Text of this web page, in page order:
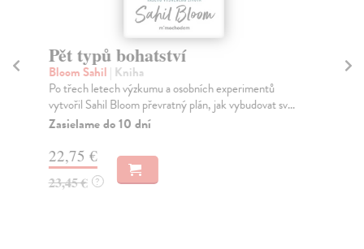
Pět typů bohatství
Bloom Sahil | Kniha
Po třech letech výzkumu a osobních experimentů
vytvořil Sahil Bloom převratný plán, jak vybudovat sv...
Zasielame do 10 dní
22,75 €
23,45 € ?